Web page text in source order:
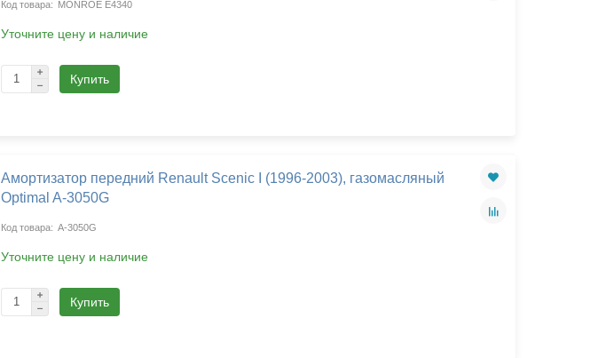
MONROE E4340
Уточните цену и наличие
Купить
Амортизатор передний Renault Scenic I (1996-2003), газомасляный
Optimal A-3050G
A-3050G
Уточните цену и наличие
Купить